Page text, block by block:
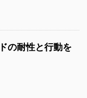
の耐性と行動を